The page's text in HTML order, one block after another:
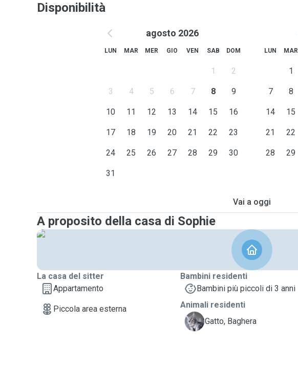
Disponibilità
agosto 2026
LUN MAR MER GIO VEN SAB DOM
1 2
3 4 5 6 7 8 9
10 11 12 13 14 15 16
17 18 19 20 21 22 23
24 25 26 27 28 29 30
31
LUN MAR
1
7 8
14 15
21 22
28 29
Vai a oggi
A proposito della casa di Sophie
La casa del sitter
Appartamento
Piccola area esterna
Bambini residenti
Bambini più piccoli di 3 anni
Animali residenti
B
Gatto, Baghera